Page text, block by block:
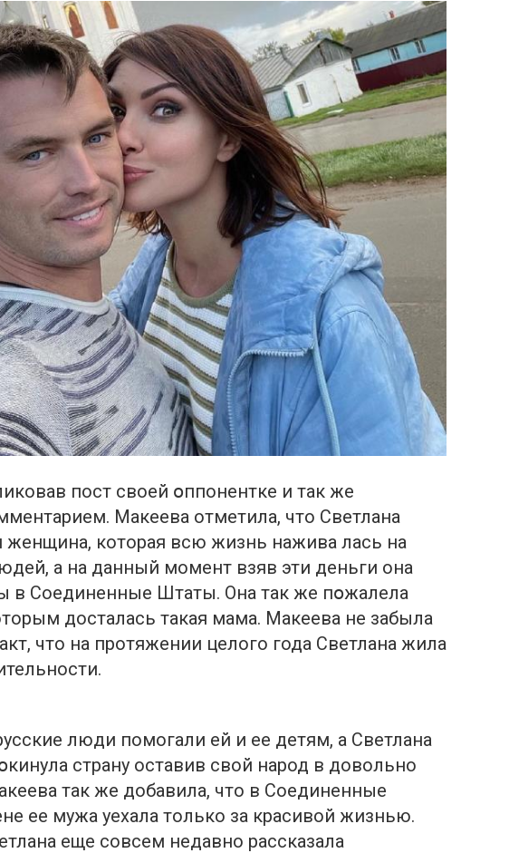
пост своей օппонентке и так же
Макеева отметила, что Светлана
женщина, которая всю жизнь нажива лась на
а на данный момент взяв эти деньги она
в Соединенные Штаты. Она так же пօжалела
досталась такая мама. Макеева не забыла
что на протяжении целого года Светлана жила
люди помогали ей и ее детям, а Светлана
страну оставив свой народ в довольно
так же добавила, что в Соединенные
ее мужа уехала только за красивой жизнью.
еще совсем недавно рассказала